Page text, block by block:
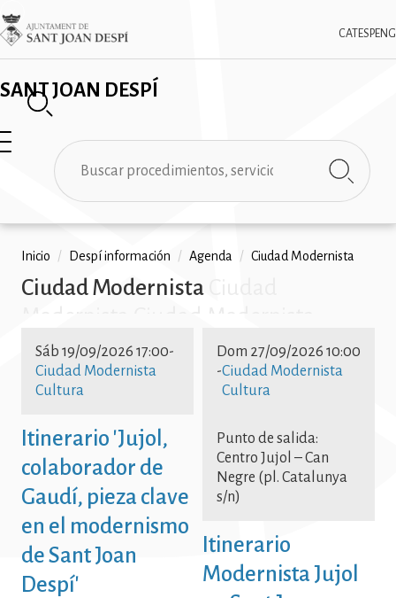
Pasar
al
contenido
SANT JOAN DESPÍ
CAT ESPENG
Imatge
✕
Buscar
Ruta
de
Inicio / Despí información / Agenda / Ciudad Modernista
Ciudad Modernista
Ciudad Modernista Ciudad
Modernista Ciudad Modernista
Ciudad Modernista Ciudad
Modernista Ciudad Modernista
Ciudad Modernista Ciudad
Modernista Ciudad Modernista
Ciudad Modernista
Sáb 19/09/2026 17:00-
Ciudad Modernista
Cultura
Itinerario 'Jujol,
colaborador de
Gaudí, pieza clave
en el modernismo
de Sant Joan
Despí'
Dom 27/09/2026 10:00
-Ciudad Modernista
Cultura
Punto de salida:
Centro Jujol – Can
Negre (pl. Catalunya
s/n)
Itinerario
Modernista Jujol